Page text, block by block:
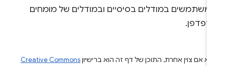
במודלים בסיסיים ובמודלים של מומחים
אם צוין אחרת, התוכן של דף זה הוא ברישיוןCreative Commons